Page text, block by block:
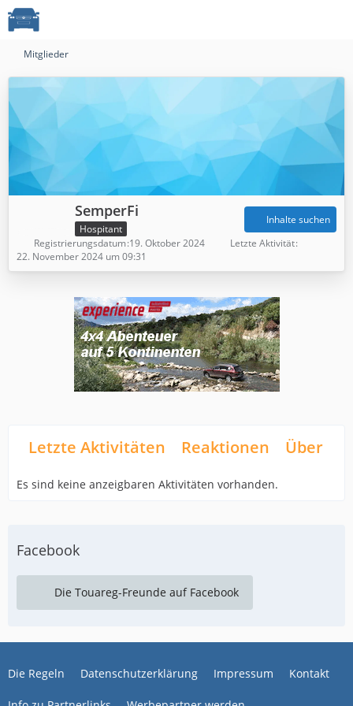
Mitglieder
SemperFi
Hospitant
Inhalte suchen
Registrierungsdatum 19. Oktober 2024
Letzte Aktivität
22. November 2024 um 09:31
Letzte Aktivitäten Reaktionen Über
Es sind keine anzeigbaren Aktivitäten vorhanden.
Facebook
Die Touareg-Freunde auf Facebook
Die Regeln Datenschutzerklärung Impressum Kontakt